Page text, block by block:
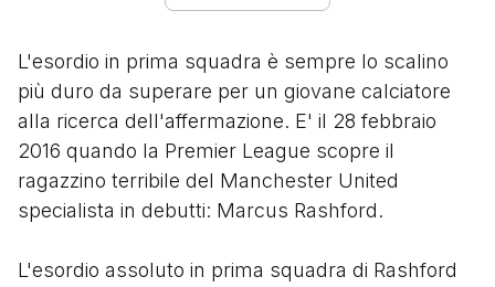
L'esordio in prima squadra è sempre lo scalino
più duro da superare per un giovane calciatore
alla ricerca dell'affermazione. E' il 28 febbraio
2016 quando la Premier League scopre il
ragazzino terribile del Manchester United
specialista in debutti: Marcus Rashford.
L'esordio assoluto in prima squadra di Rashford